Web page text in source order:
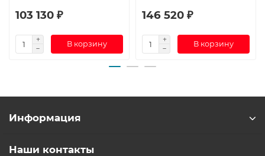
103 130 ₽
В корзину
146 520 ₽
В корзину
Информация
Наши контакты